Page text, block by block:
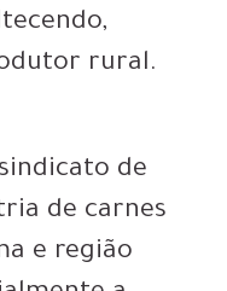
rural.
de
de carnes
e região